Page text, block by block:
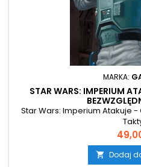
MARKA:
STAR WARS: IMPERIUM
Star Wars: Imperium Atakuje -
Cena
 Dodaj